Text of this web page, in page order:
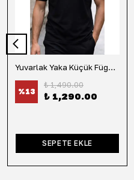
Yuvarlak Yaka Küçük Fügür Detaylı Tişört-Siyah
%13
₺ 1,490.00
₺ 1,290.00
SEPETE EKLE